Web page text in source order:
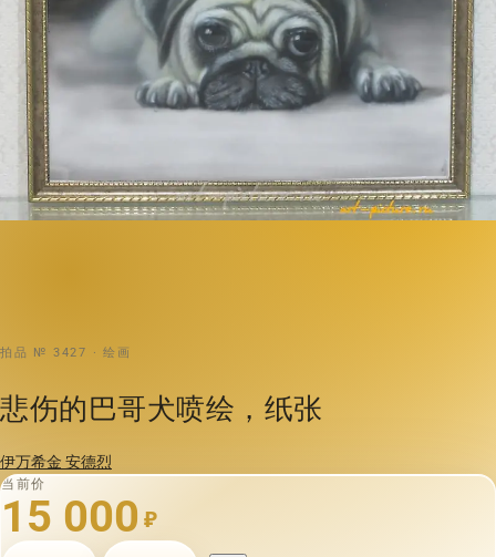
拍品 № 3427 · 绘画
悲伤的巴哥犬喷绘，纸张
伊万希金 安德烈
当前价
15 000 ₽